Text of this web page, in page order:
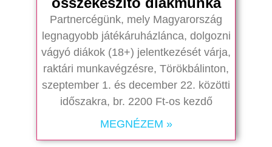
Partnercégünk, mely Magyarország
legnagyobb játékáruházlánca, dolgozni
vágyó diákok (18+) jelentkezését várja,
raktári munkavégzésre, Törökbálinton,
szeptember 1. és december 22. közötti
időszakra, br. 2200 Ft-os kezdő
MEGNÉZEM »